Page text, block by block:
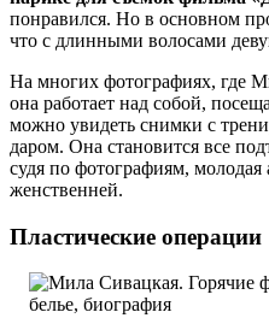
понравился. Но в основном
что с длинными волосами
На многих фотографиях, где
она работает над собой,
можно увидеть снимки с
даром. Она становится все
судя по фотографиям, молодая
женственней.
Пластические операции